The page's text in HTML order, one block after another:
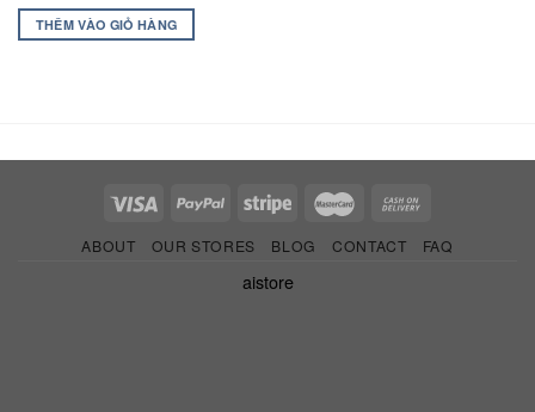
THÊM VÀO GIỎ HÀNG
ABOUT OUR STORES BLOG CONTACT FAQ
aistore